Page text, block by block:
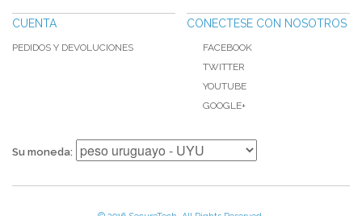
CUENTA
PEDIDOS Y DEVOLUCIONES
CONECTESE CON NOSOTROS
FACEBOOK
TWITTER
YOUTUBE
GOOGLE+
Su moneda: